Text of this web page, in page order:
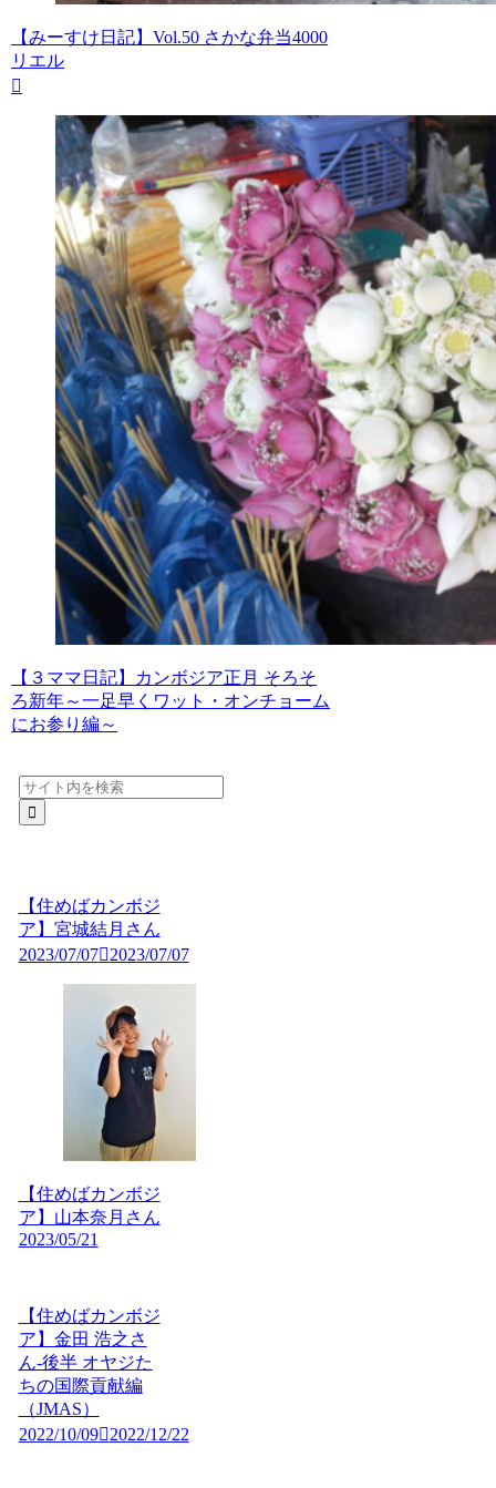
【みーすけ日記】Vol.50 さかな弁当4000
リエル
【３ママ日記】カンボジア正月 そろそ
ろ新年～一足早くワット・オンチョーム
にお参り編～
【住めばカンボジ
ア】宮城結月さん
2023/07/07
2023/07/07
【住めばカンボジ
ア】山本奈月さん
2023/05/21
【住めばカンボジ
ア】金田 浩之さ
ん-後半 オヤジた
ちの国際貢献編
（JMAS）
2022/10/09
2022/12/22